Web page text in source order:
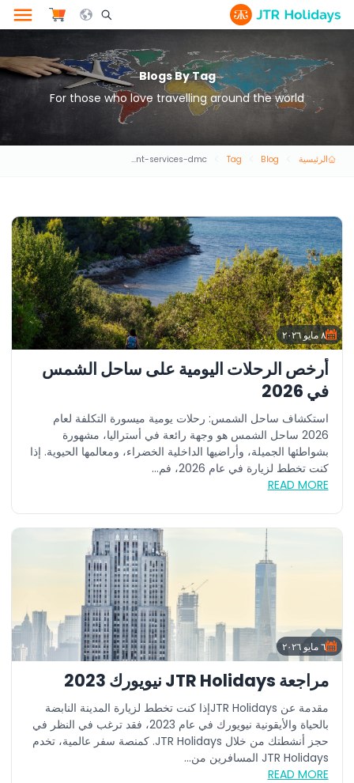
Search Opener Icon
Blogs By Tag
For those who love travelling around the world
الرئيسية Blog
Tag
destination-management-services-dmc
٨ مايو ٢٠٢٦
أرخص الرحلات اليومية على ساحل الشمس
في 2026
استكشاف ساحل الشمس: رحلات يومية ميسورة التكلفة لعام
2026 ساحل الشمس هو وجهة رائعة في أستراليا، مشهورة
بشواطئها الجميلة، وأراضيها الداخلية الخضراء، ومعالمها الحيوية. إذا
كنت تخطط لزيارة في عام 2026، فم...
READ MORE
٦ مايو ٢٠٢٦
مراجعة JTR Holidays نيويورك 2023
مقدمة عن JTR Holidaysإذا كنت تخطط لزيارة المدينة النابضة
بالحياة والأيقونية نيويورك في عام 2023، فقد ترغب في النظر في
حجز أنشطتك من خلال JTR Holidays. كمنصة سفر عالمية، تخدم
JTR Holidays المسافرين من...
READ MORE